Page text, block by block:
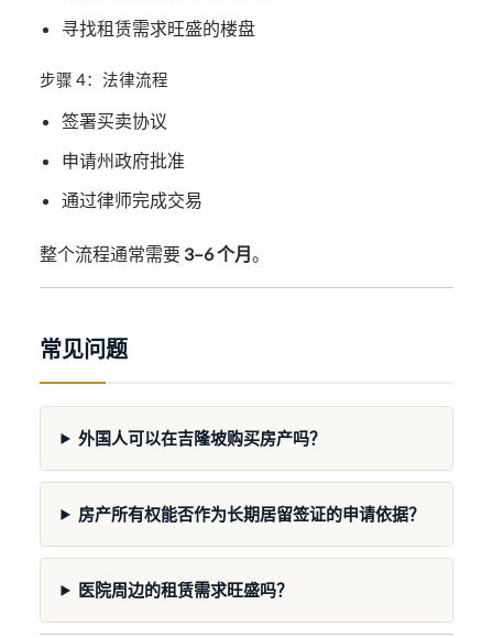
寻找租赁需求旺盛的楼盘
步骤 4：法律流程
签署买卖协议
申请州政府批准
通过律师完成交易
整个流程通常需要 3–6 个月。
常见问题
外国人可以在吉隆坡购买房产吗？
房产所有权能否作为长期居留签证的申请依据？
医院周边的租赁需求旺盛吗？